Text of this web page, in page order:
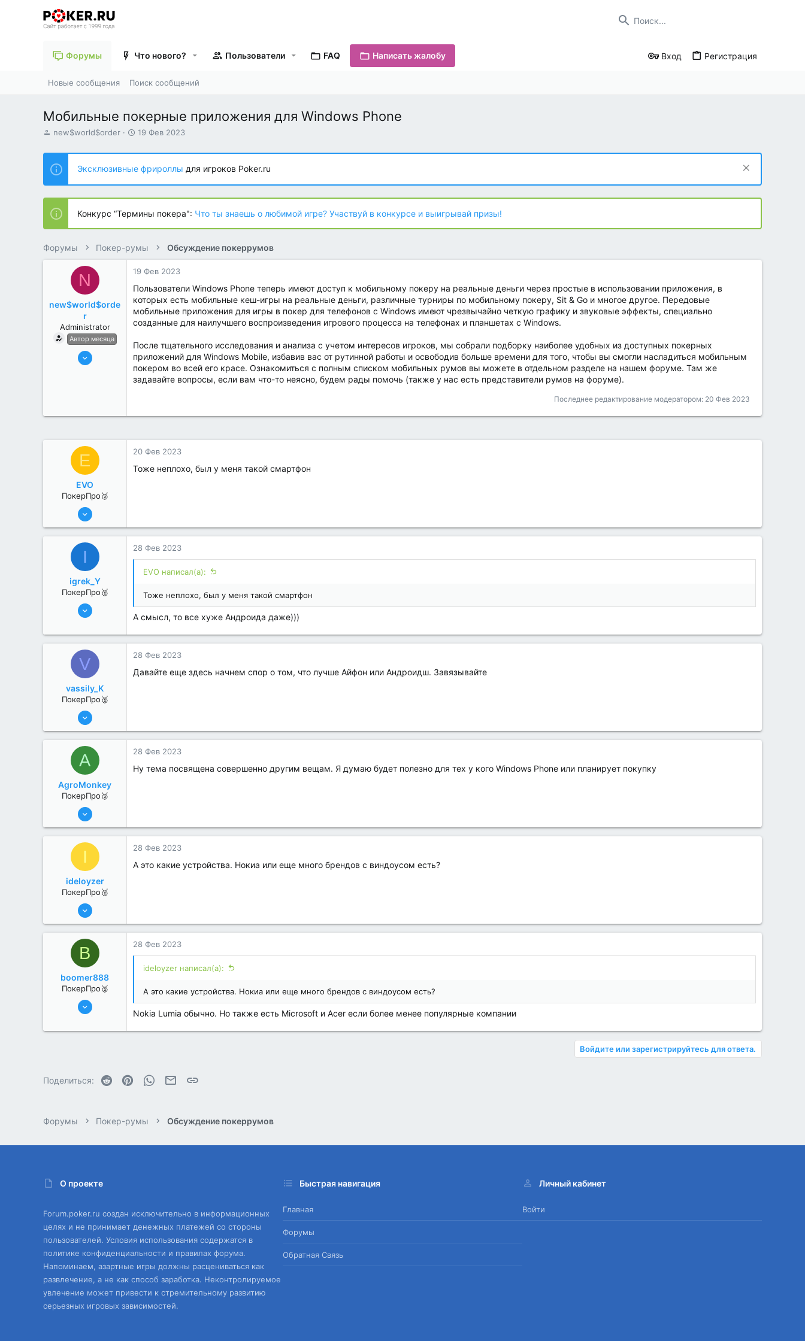
Форумы Что нового? Пользователи FAQ Написать жалобу Вход Регистрация
Новые сообщения Поиск сообщений
Мобильные покерные приложения для Windows Phone
А
т
о
р
т
е
м
ы
new$world$order
Д
т
н
а
ч
л
а
19 Фев 2023
Эксклюзивные фрироллы для игроков Poker.ru
Конкурс “Термины покера": Что ты знаешь о любимой игре? Участвуй в конкурсе и выигрывай призы!
Форумы Покер-румы Обсуждение покеррумов
N
new$world$orde
r
Administrator
Автор месяца
27 Май 2022
19 Фев 2023
Пользователи Windows Phone теперь имеют доступ к мобильному покеру на реальные деньги через простые в использовании приложения, в
которых есть мобильные кеш-игры на реальные деньги, различные турниры по мобильному покеру, Sit & Go и многое другое. Передовые
мобильные приложения для игры в покер для телефонов с Windows имеют чрезвычайно четкую графику и звуковые эффекты, специально
созданные для наилучшего воспроизведения игрового процесса на телефонах и планшетах с Windows.
После тщательного исследования и анализа с учетом интересов игроков, мы собрали подборку наиболее удобных из доступных покерных
приложений для Windows Mobile, избавив вас от рутинной работы и освободив больше времени для того, чтобы вы смогли насладиться мобильным
покером во всей его красе. Ознакомиться с полным списком мобильных румов вы можете в отдельном разделе на нашем форуме. Там же
задавайте вопросы, если вам что-то неясно, будем рады помочь (также у нас есть представители румов на форуме).
Последнее редактирование модератором: 20 Фев 2023
E
EVO
ПокерПро🥈
25 Июл 2022
0
20 Фев 2023
Тоже неплохо, был у меня такой смартфон
I
igrek_Y
ПокерПро🥈
6 Июн 2022
2
28 Фев 2023
EVO написал(а):
Тоже неплохо, был у меня такой смартфон
А смысл, то все хуже Андроида даже)))
V
vassily_K
ПокерПро🥈
6 Июн 2022
2
28 Фев 2023
Давайте еще здесь начнем спор о том, что лучше Айфон или Андроидш. Завязывайте
A
AgroMonkey
ПокерПро🥈
6 Июн 2022
2
28 Фев 2023
Ну тема посвящена совершенно другим вещам. Я думаю будет полезно для тех у кого Windows Phone или планирует покупку
I
ideloyzer
ПокерПро🥈
6 Июн 2022
0
28 Фев 2023
А это какие устройства. Нокиа или еще много брендов с виндоусом есть?
B
boomer888
ПокерПро🥈
6 Июн 2022
0
28 Фев 2023
ideloyzer написал(а):
А это какие устройства. Нокиа или еще много брендов с виндоусом есть?
Nokia Lumia обычно. Но также есть Microsoft и Acer если более менее популярные компании
Войдите или зарегистрируйтесь для ответа.
Поделиться: Reddit PinterestWhatsAppЭлектронная почта
Форумы Покер-румы Обсуждение покеррумов
О проекте
Forum.poker.ru создан исключительно в информационных
целях и не принимает денежных платежей со стороны
пользователей. Условия использования содержатся в
политике конфиденциальности и правилах форума.
Напоминаем, азартные игры должны расцениваться как
развлечение, а не как способ заработка. Неконтролируемое
увлечение может привести к стремительному развитию
серьезных игровых зависимостей.
Быстрая навигация
Главная
Форумы
Обратная Связь
Личный кабинет
Войти